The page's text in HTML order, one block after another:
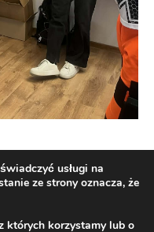
usługi na
ze strony oznacza, że
których korzystamy lub o